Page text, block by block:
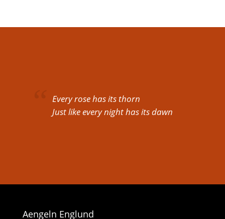
Every rose has its thorn
Just like every night has its dawn
Aengeln Englund